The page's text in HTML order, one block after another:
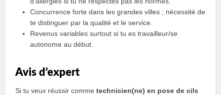
Concurrence forte dans les grandes villes ; nécessité de
te distinguer par la qualité et le service.
Revenus variables surtout si tu es travailleur/se
autonome au début.
Avis d’expert
Si tu veux réussir commetechnicien(ne) en pose de cils